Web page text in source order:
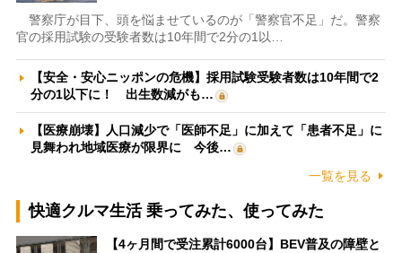
警察庁が目下、頭を悩ませているのが「警察官不足」だ。警察
官の採用試験の受験者数は10年間で2分の1以…
【安全・安心ニッポンの危機】採用試験受験者数は10年間で2
分の1以下に！ 出生数減がも…
【医療崩壊】人口減少で「医師不足」に加えて「患者不足」に
見舞われ地域医療が限界に 今後…
一覧を見る
快適クルマ生活 乗ってみた、使ってみた
【4ヶ月間で受注累計6000台】BEV普及の障壁と